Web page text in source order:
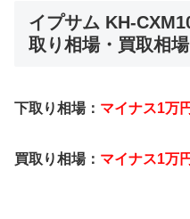
イプサム KH-
取り相場・買取相場
下取り相場： マイナス1万
買取り相場： マイナス1万